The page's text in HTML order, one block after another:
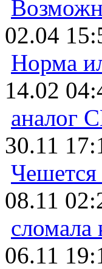
02.04
Норма
14.02
аналог
30.11
Чешется
08.11
сломала
06.11